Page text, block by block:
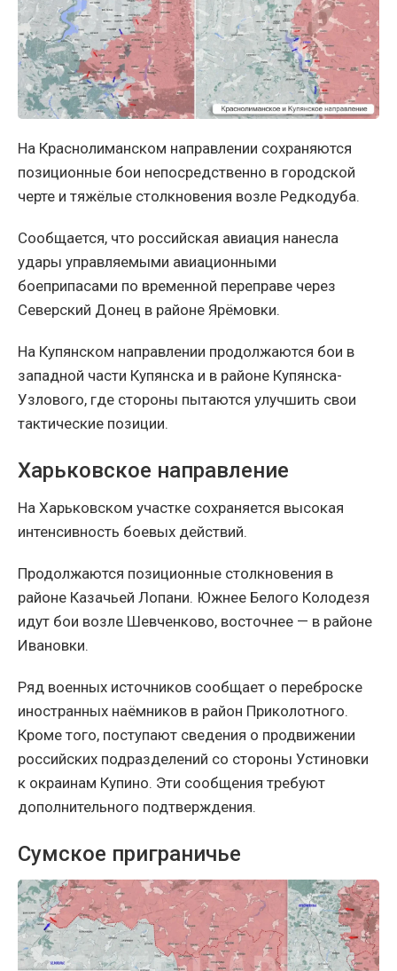
На Краснолиманском направлении сохраняются
позиционные бои непосредственно в городской
черте и тяжёлые столкновения возле Редкодуба.
Сообщается, что российская авиация нанесла
удары управляемыми авиационными
боеприпасами по временной переправе через
Северский Донец в районе Ярёмовки.
На Купянском направлении продолжаются бои в
западной части Купянска и в районе Купянска-
Узлового, где стороны пытаются улучшить свои
тактические позиции.
Харьковское направление
На Харьковском участке сохраняется высокая
интенсивность боевых действий.
Продолжаются позиционные столкновения в
районе Казачьей Лопани. Южнее Белого Колодезя
идут бои возле Шевченково, восточнее — в районе
Ивановки.
Ряд военных источников сообщает о переброске
иностранных наёмников в район Приколотного.
Кроме того, поступают сведения о продвижении
российских подразделений со стороны Устиновки
к окраинам Купино. Эти сообщения требуют
дополнительного подтверждения.
Сумское приграничье